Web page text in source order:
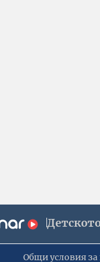
Общи условия за